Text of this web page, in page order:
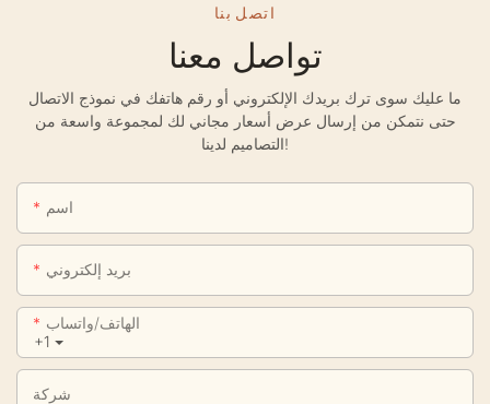
اتصل بنا
تواصل معنا
ما عليك سوى ترك بريدك الإلكتروني أو رقم هاتفك في نموذج الاتصال
حتى نتمكن من إرسال عرض أسعار مجاني لك لمجموعة واسعة من
التصاميم لدينا!
اسم
بريد إلكتروني
+1
الهاتف/واتساب
شركة